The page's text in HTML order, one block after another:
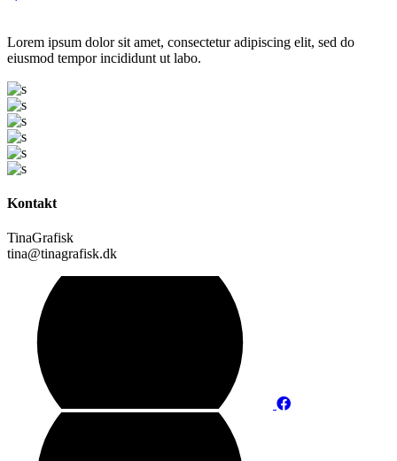
Lorem ipsum dolor sit amet, consectetur adipiscing elit, sed do
eiusmod tempor incididunt ut labo.
Kontakt
TinaGrafisk
tina@tinagrafisk.dk